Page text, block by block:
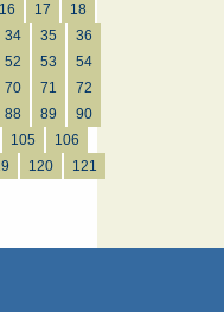
16 17
18
34 35
36
52 53
54
70 71
72
88 89
90
105
106
120
121